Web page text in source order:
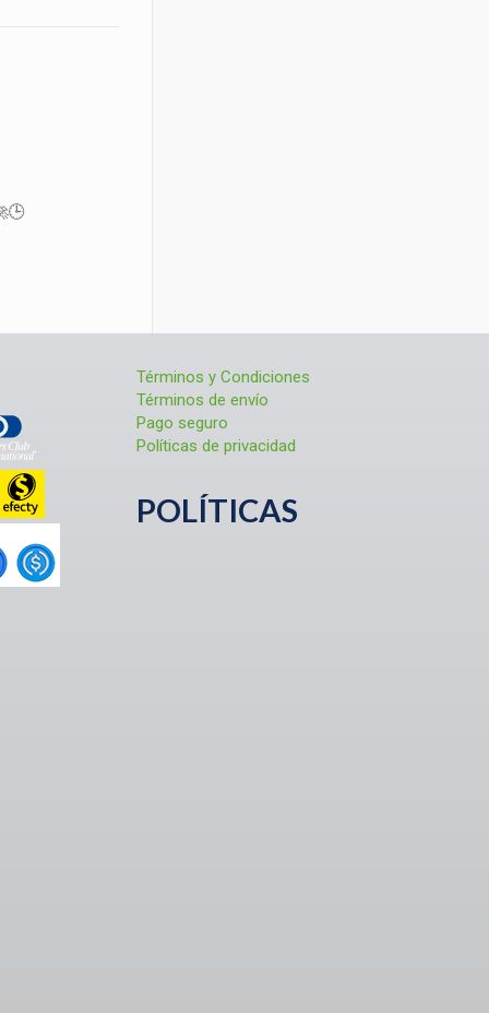
Términos y Condiciones
Términos de envío
Pago seguro
Políticas de privacidad
POLÍTICAS